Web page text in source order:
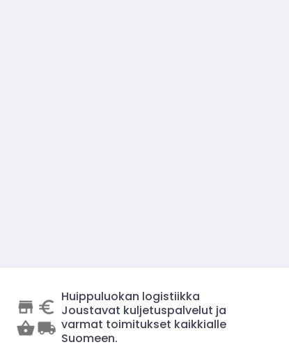
Huippuluokan logistiikka
Joustavat kuljetuspalvelut ja
varmat toimitukset kaikkialle
Suomeen.